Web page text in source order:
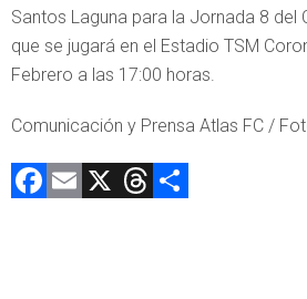
Santos Laguna para la Jornada 8 del
que se jugará en el Estadio TSM
Febrero a las 17:00 horas.
Comunicación y Prensa Atlas FC /
F E X T